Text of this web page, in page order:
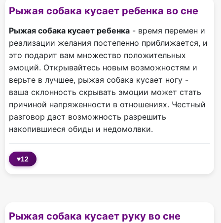
Рыжая собака кусает ребенка во сне
Рыжая собака кусает ребенка - время перемен и
реализации желания постепенно приближается, и
это подарит вам множество положительных
эмоций. Открывайтесь новым возможностям и
верьте в лучшее, рыжая собака кусает ногу -
ваша склонность скрывать эмоции может стать
причиной напряженности в отношениях. Честный
разговор даст возможность разрешить
накопившиеся обиды и недомолвки.
♥12
Рыжая собака кусает руку во сне